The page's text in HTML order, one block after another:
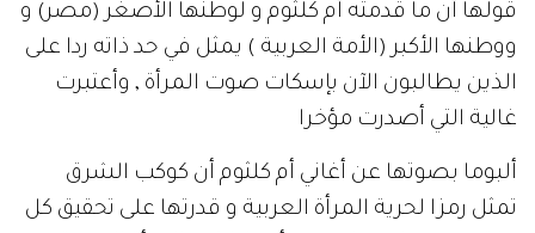
قولها أن ما قدمته أم كلثوم و لوطنها الأصغر (مصر) و
ووطنها الأكبر (الأمة العربية ) يمثل في حد ذاته ردا على
الذين يطالبون الآن بإسكات صوت المرأة , وأعتبرت
غالية التي أصدرت مؤخرا
ألبوما بصوتها عن أغاني أم كلثوم أن كوكب الشرق
تمثل رمزا لحرية المرأة العربية و قدرتها على تحقيق كل